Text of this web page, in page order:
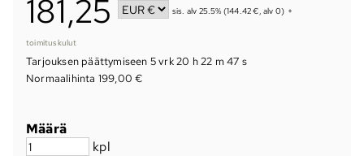
181,25 sis. alv 25.5% (144.42 €, alv 0) +
toimituskulut
Tarjouksen päättymiseen 5 vrk 20 h 22 m 47 s
Normaalihinta 199,00 €
Määrä
kpl